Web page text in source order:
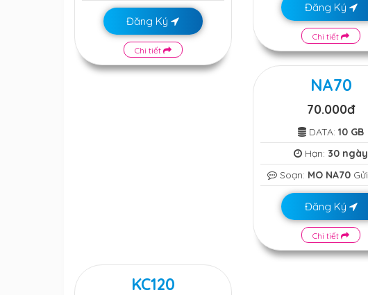
Đăng Ký
Chi tiết
Đăng Ký
Chi tiết
NA70
70.000đ
DATA:10 GB
Hạn: 30 ngày
Soạn: MO NA70 Gửi
Đăng Ký
Chi tiết
KC120